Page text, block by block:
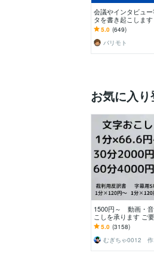
会議やインタビュ
タを書き起こします
所のお墨付き！裁判
話記録の文字起こし！
5.0 (649)
バリモト
お気に入
1500円～ 動画・
こしを承ります ご
な限り対応いたします
5.0 (3158)